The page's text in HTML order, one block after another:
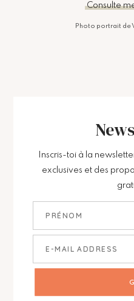
Consulte
Photo portrait de
Inscris-toi à la
exclusives et des